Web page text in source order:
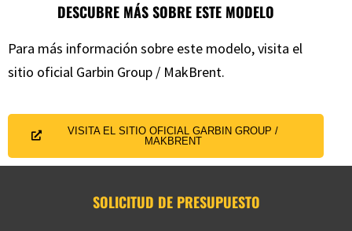
DESCUBRE MÁS SOBRE ESTE MODELO
Para más información sobre este modelo, visita el
sitio oficial Garbin Group / MakBrent.
VISITA EL SITIO OFICIAL GARBIN GROUP /
MAKBRENT
SOLICITUD DE PRESUPUESTO